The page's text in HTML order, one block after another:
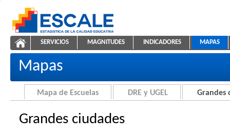
ESCALE - Unidad de Estadística Educativa
Grandes ciudades
NAVEGACIÓN
SERVICIOS MAGNITUDES INDICADORES MAPAS
Mapas
Mapa de Escuelas DRE y UGEL Grandes
Grandes ciudades